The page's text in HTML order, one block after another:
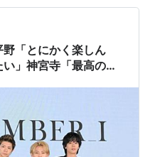
た『ホテル火災』に偶然
「とにかく楽しん
」神宮寺「最高のス